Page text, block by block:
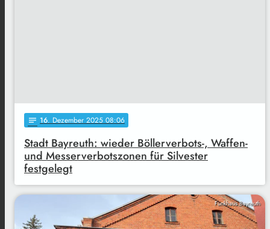
notes 16. Dezember 2025 08:06
Stadt Bayreuth: wieder Böllerverbots-, Waffen-
und Messerverbotszonen für Silvester
festgelegt
Funkhaus Bayreuth